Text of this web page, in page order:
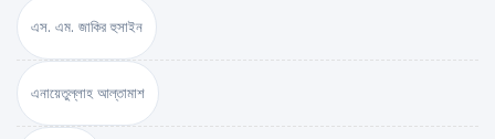
এস. এম. জাকির হুসাইন
এনায়েতুল্লাহ আল্‌তামাশ